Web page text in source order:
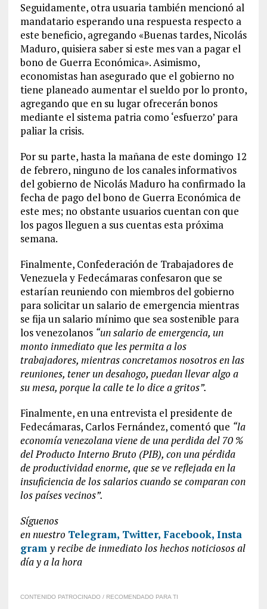
Seguidamente, otra usuaria también mencionó al
mandatario esperando una respuesta respecto a
este beneficio, agregando «Buenas tardes, Nicolás
Maduro, quisiera saber si este mes van a pagar el
bono de Guerra Económica». Asimismo,
economistas han asegurado que el gobierno no
tiene planeado aumentar el sueldo por lo pronto,
agregando que en su lugar ofrecerán bonos
mediante el sistema patria como ‘esfuerzo’ para
paliar la crisis.
Por su parte, hasta la mañana de este domingo 12
de febrero, ninguno de los canales informativos
del gobierno de Nicolás Maduro ha confirmado la
fecha de pago del bono de Guerra Económica de
este mes; no obstante usuarios cuentan con que
los pagos lleguen a sus cuentas esta próxima
semana.
Finalmente, Confederación de Trabajadores de
Venezuela y Fedecámaras confesaron que se
estarían reuniendo con miembros del gobierno
para solicitar un salario de emergencia mientras
se fija un salario mínimo que sea sostenible para
los venezolanos “un salario de emergencia, un
monto inmediato que les permita a los
trabajadores, mientras concretamos nosotros en las
reuniones, tener un desahogo, puedan llevar algo a
su mesa, porque la calle te lo dice a gritos”.
Finalmente, en una entrevista el presidente de
Fedecámaras, Carlos Fernández, comentó que “la
economía venezolana viene de una perdida del 70 %
del Producto Interno Bruto (PIB), con una pérdida
de productividad enorme, que se ve reflejada en la
insuficiencia de los salarios cuando se comparan con
los países vecinos”.
Síguenos
ennuestro Telegram, Twitter, Facebook, Insta
gram y recibe de inmediato los hechos noticiosos al
día y a la hora
CONTENIDO PATROCINADO / RECOMENDADO PARA TI